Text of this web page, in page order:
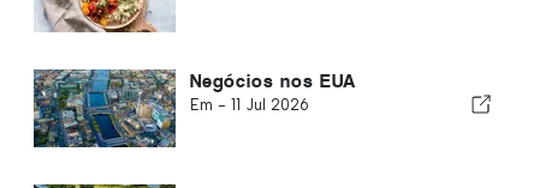
Negócios nos EUA
Em - 11 Jul 2026